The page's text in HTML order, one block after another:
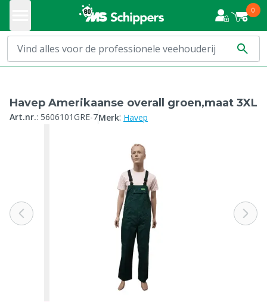
0
Havep Amerikaanse overall groen,maat 3XL
Art.nr.: 5606101GRE-7Merk: Havep